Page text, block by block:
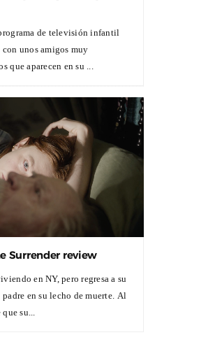
de televisión infantil
con unos amigos muy
que aparecen en su ...
Surrender review
en NY, pero regresa a su
en su lecho de muerte. Al
su...